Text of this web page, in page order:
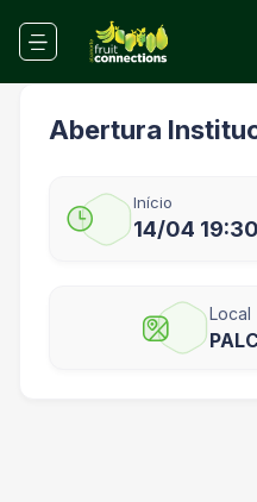
Abertura
Início
14/04 19:30
Local